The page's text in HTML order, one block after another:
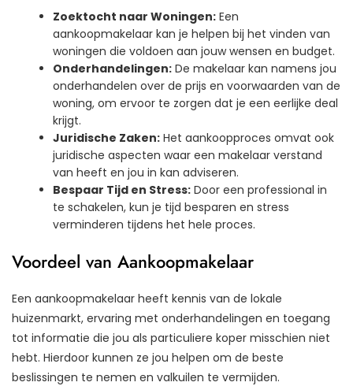
Zoektocht naar Woningen: Een
aankoopmakelaar kan je helpen bij het vinden van
woningen die voldoen aan jouw wensen en budget.
Onderhandelingen: De makelaar kan namens jou
onderhandelen over de prijs en voorwaarden van de
woning, om ervoor te zorgen dat je een eerlijke deal
krijgt.
Juridische Zaken: Het aankoopproces omvat ook
juridische aspecten waar een makelaar verstand
van heeft en jou in kan adviseren.
Bespaar Tijd en Stress: Door een professional in
te schakelen, kun je tijd besparen en stress
verminderen tijdens het hele proces.
Voordeel van Aankoopmakelaar
Een aankoopmakelaar heeft kennis van de lokale
huizenmarkt, ervaring met onderhandelingen en toegang
tot informatie die jou als particuliere koper misschien niet
hebt. Hierdoor kunnen ze jou helpen om de beste
beslissingen te nemen en valkuilen te vermijden.